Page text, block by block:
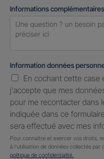
Informations
Information données
En cochant cette case
j'accepte que mes
pour me recontacter dans
indiquée dans ce
sera effectué avec mes
Pour connaitre et exercer vos droits,
à l'utilisation de données collectés
politique de confidentialité.